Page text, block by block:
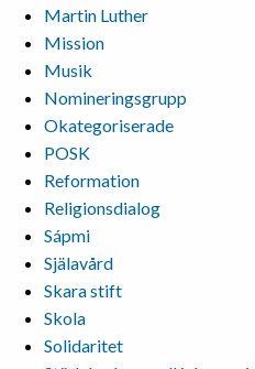
Martin Luther
Mission
Musik
Nomineringsgrupp
Okategoriserade
POSK
Reformation
Religionsdialog
Sápmi
Själavård
Skara stift
Skola
Solidaritet